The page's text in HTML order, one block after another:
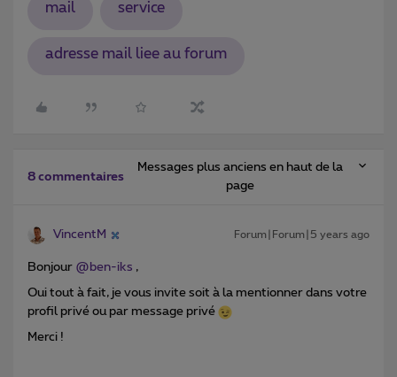
mail service
adresse mail liee au forum
8 commentaires
Messages plus anciens en haut de la
page
VincentM Forum|Forum|5 years ago
Bonjour @ben-iks ,
Oui tout à fait, je vous invite soit à la mentionner dans votre
profil privé ou par message privé
Merci !